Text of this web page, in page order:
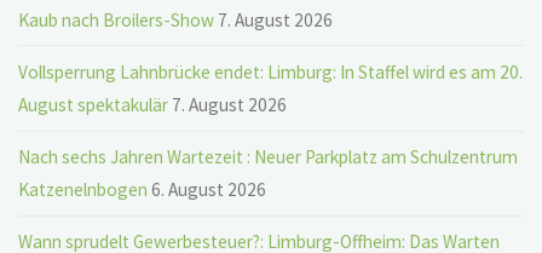
Kaub nach Broilers-Show 7. August 2026
Vollsperrung Lahnbrücke endet: Limburg: In Staffel wird es am 20.
August spektakulär 7. August 2026
Nach sechs Jahren Wartezeit : Neuer Parkplatz am Schulzentrum
Katzenelnbogen 6. August 2026
Wann sprudelt Gewerbesteuer?: Limburg-Offheim: Das Warten